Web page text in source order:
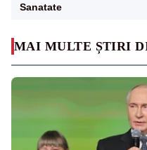
MAI MULTE ȘTIRI
Sanatate